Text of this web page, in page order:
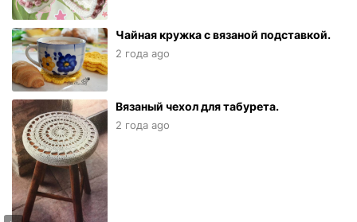
Чайная кружка с вязаной подставкой.
2 года ago
Вязаный чехол для табурета.
2 года ago